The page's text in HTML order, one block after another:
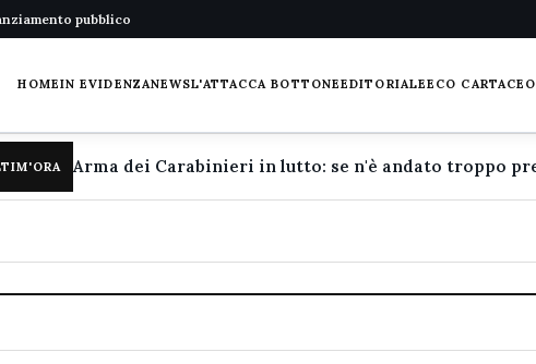
pubblico
HOMEIN EVIDENZANEWSL'ATTACCA BOTTONEEDITORIALEECO CARTACEO